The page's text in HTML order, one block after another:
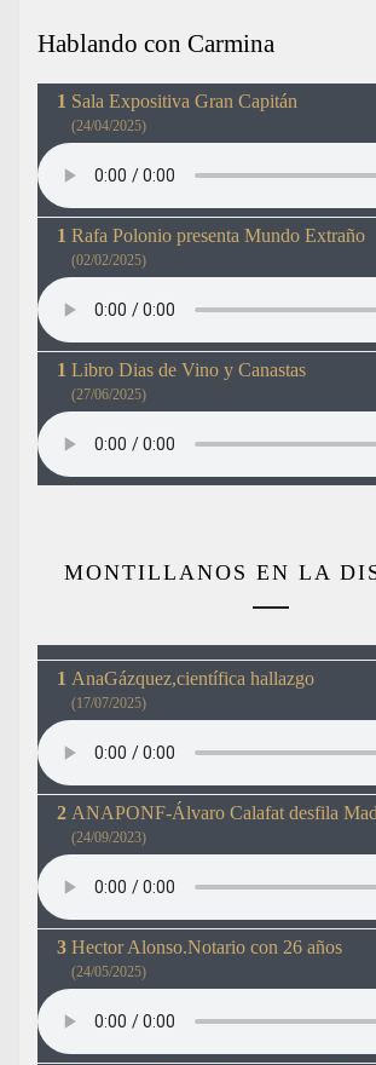
Hablando con Carmina
Sala Expositiva Gran Capitán
(24/04/2025)
Rafa Polonio presenta Mundo Extraño
(02/02/2025)
Libro Dias de Vino y Canastas
(27/06/2025)
MONTILLANOS EN LA
AnaGázquez,científica hallazgo
(17/07/2025)
ANAPONF-Álvaro Calafat desfila
(24/09/2023)
Hector Alonso.Notario con 26 años
(24/05/2025)